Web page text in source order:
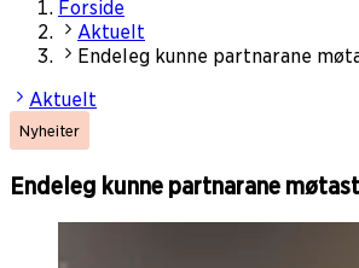
Forside
Aktuelt
Endeleg kunne partnarane
Aktuelt
Nyheiter
Endeleg kunne partnarane